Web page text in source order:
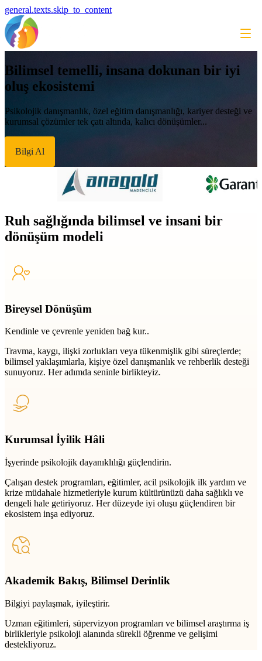
general.texts.skip_to_content
Bilimsel temelli, insana dokunan bir iyi
oluş ekosistemi
Psikolojik danışmanlık, özel eğitim danışmanlığı, kariyer desteği ve
kurumsal çözümler tek çatı altında, kalıcı dönüşümler...
Bilgi Al
Ruh sağlığında bilimsel ve insani bir
dönüşüm modeli
Bireysel Dönüşüm
Kendinle ve çevrenle yeniden bağ kur..
Travma, kaygı, ilişki zorlukları veya tükenmişlik gibi süreçlerde;
bilimsel yaklaşımlarla, kişiye özel danışmanlık ve rehberlik desteği
sunuyoruz. Her adımda seninle birlikteyiz.
Kurumsal İyilik Hâli
İşyerinde psikolojik dayanıklılığı güçlendirin.
Çalışan destek programları, eğitimler, acil psikolojik ilk yardım ve
krize müdahale hizmetleriyle kurum kültürünüzü daha sağlıklı ve
dengeli hale getiriyoruz. Her düzeyde iyi oluşu güçlendiren bir
ekosistem inşa ediyoruz.
Akademik Bakış, Bilimsel Derinlik
Bilgiyi paylaşmak, iyileştirir.
Uzman eğitimleri, süpervizyon programları ve bilimsel araştırma iş
birlikleriyle psikoloji alanında sürekli öğrenme ve gelişimi
destekliyoruz.